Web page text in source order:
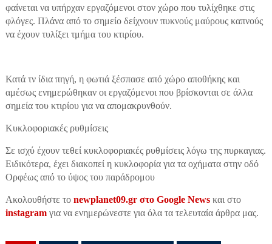
φαίνεται να υπήρχαν εργαζόμενοι στον χώρο που τυλίχθηκε στις
φλόγες. Πλάνα από το σημείο δείχνουν πυκνούς μαύρους καπνούς
να έχουν τυλίξει τμήμα του κτιρίου.
Κατά τν ίδια πηγή, η φωτιά ξέσπασε από χώρο αποθήκης και
αμέσως ενημερώθηκαν οι εργαζόμενοι που βρίσκονται σε άλλα
σημεία του κτιρίου για να απομακρυνθούν.
Κυκλοφοριακές ρυθμίσεις
Σε ισχύ έχουν τεθεί κυκλοφοριακές ρυθμίσεις λόγω της πυρκαγιας.
Ειδικότερα, έχει διακοπεί η κυκλοφορία για τα οχήματα στην οδό
Ορφέως από το ύψος του παράδρομου
Ακολουθήστε το newplanet09.gr στο Google Newsκαι στο
instagramγια να ενημερώνεστε για όλα τα τελευταία άρθρα μας.